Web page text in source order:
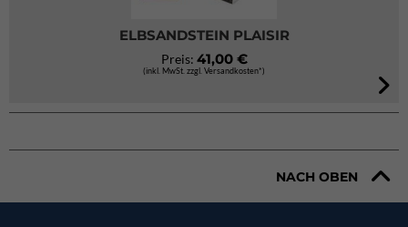
ELBSANDSTEIN PLAISIR
Preis: 41,00 €
(inkl. MwSt. zzgl. Versandkosten*)
NACH OBEN